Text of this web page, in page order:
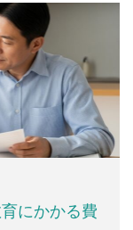
にかかる費